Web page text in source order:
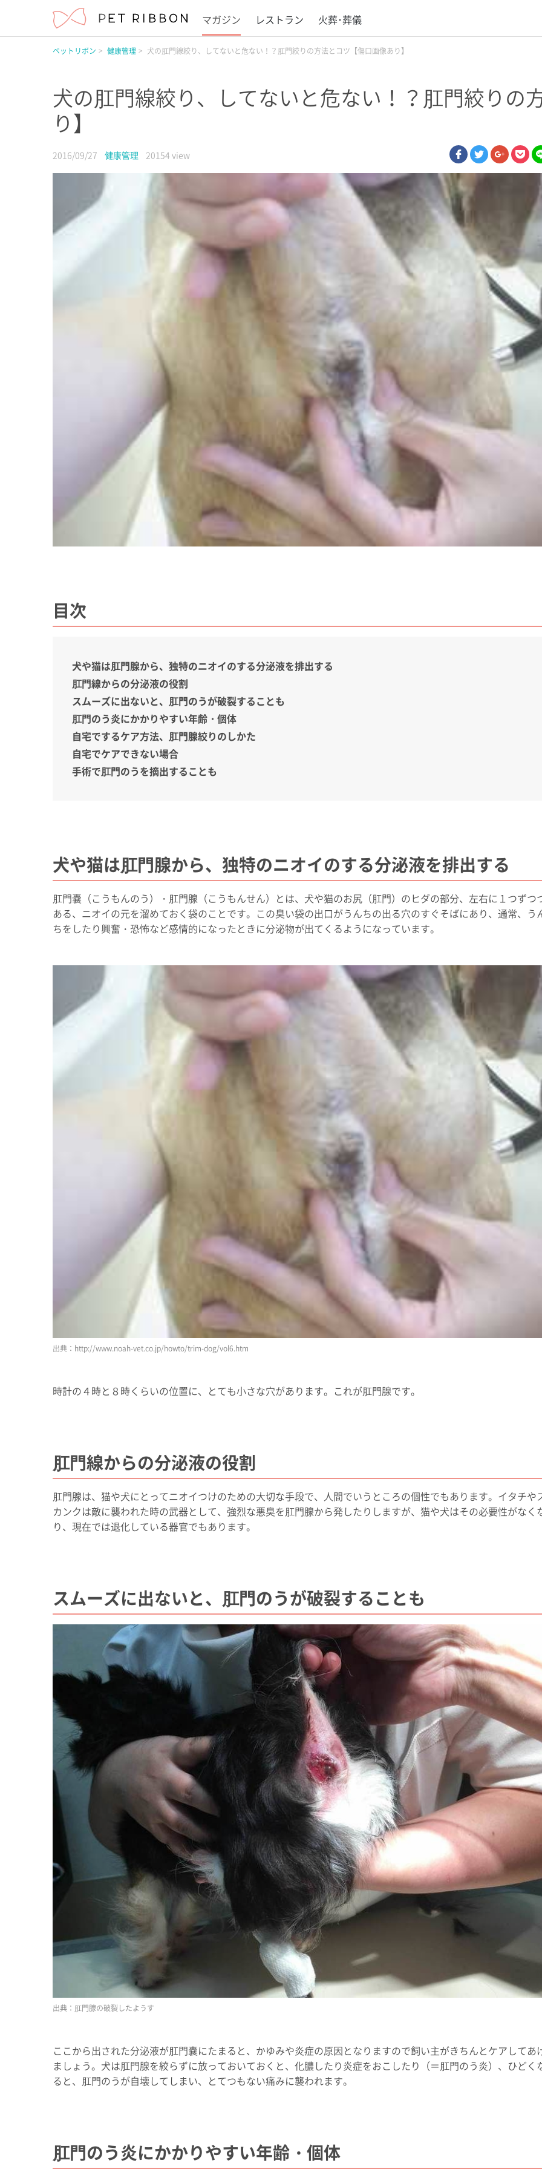
マガジン レストラン 火葬･葬儀
ペットリボン 健康管理 犬の肛門線絞り、してないと危ない！？肛門絞りの方法とコツ【傷口画像あり】
犬の肛門線絞り、してないと危ない！？肛門絞りの
り】
2016/09/27 健康管理 20154 view facebook
twittergoogle
目次
犬や猫は肛門腺から、独特のニオイのする分泌液を排出する
肛門線からの分泌液の役割
スムーズに出ないと、肛門のうが破裂することも
肛門のう炎にかかりやすい年齢・個体
自宅でするケア方法、肛門腺絞りのしかた
自宅でケアできない場合
手術で肛門のうを摘出することも
犬や猫は肛門腺から、独特のニオイのする分泌液を排出する
肛門嚢（こうもんのう）・肛門腺（こうもんせん）とは、犬や猫のお尻（肛門）のヒダの部分、左右に１つずつ
ある、ニオイの元を溜めておく袋のことです。この臭い袋の出口がうんちの出る穴のすぐそばにあり、通常、う
ちをしたり興奮・恐怖など感情的になったときに分泌物が出てくるようになっています。
http://www.noah-vet.co.jp/howto/trim-dog/vol6.htm
時計の４時と８時くらいの位置に、とても小さな穴があります。これが肛門腺です。
肛門線からの分泌液の役割
肛門腺は、猫や犬にとってニオイつけのための大切な手段で、人間でいうところの個性でもあります。イタチや
カンクは敵に襲われた時の武器として、強烈な悪臭を肛門腺から発したりしますが、猫や犬はその必要性がなく
り、現在では退化している器官でもあります。
スムーズに出ないと、肛門のうが破裂することも
肛門腺の破裂したようす
ここから出された分泌液が肛門嚢にたまると、かゆみや炎症の原因となりますので飼い主がきちんとケアしてあ
ましょう。犬は肛門腺を絞らずに放っておいておくと、化膿したり炎症をおこしたり（＝肛門のう炎）、ひどく
ると、肛門のうが自壊してしまい、とてつもない痛みに襲われます。
肛門のう炎にかかりやすい年齢・個体